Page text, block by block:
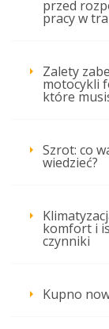
przed
pracy w
Zalety
motocykli
które
Szrot: co
wiedzieć?
komfort i
czynniki
Kupno